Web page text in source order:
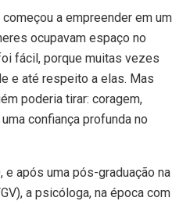
a empreender em um
ocupavam espaço no
fácil, porque muitas vezes
e até respeito a elas. Mas
poderia tirar: coragem,
confiança profunda no
e após uma pós-graduação na
a psicóloga, na época com